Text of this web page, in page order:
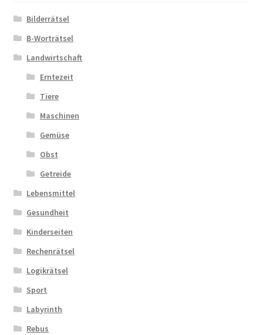
Widerrufsbelehrung
Zahlungsarten
Bilderrätsel
B-Worträtsel
Landwirtschaft
Erntezeit
Tiere
Maschinen
Gemüse
Obst
Getreide
Lebensmittel
Gesundheit
Kinderseiten
Rechenrätsel
Logikrätsel
Sport
Labyrinth
Rebus